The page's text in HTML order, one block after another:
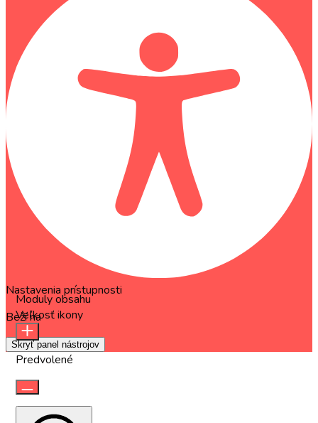
Nastavenia prístupnosti
Beží naOneTap
Skryť panel nástrojov
Moduly obsahu
Veľkosť ikony
Predvolené